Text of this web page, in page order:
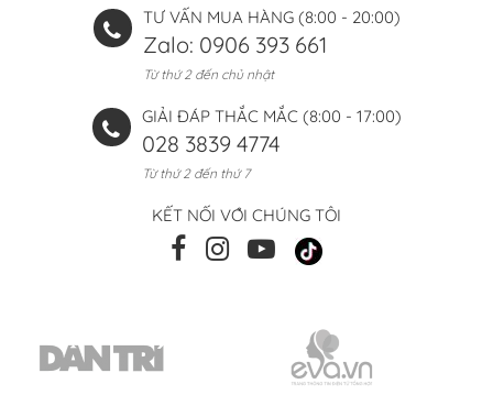
TƯ VẤN MUA HÀNG (8:00 - 20:00)
Zalo: 0906 393 661
Từ thứ 2 đến chủ nhật
GIẢI ĐÁP THẮC MẮC (8:00 - 17:00)
028 3839 4774
Từ thứ 2 đến thứ 7
KẾT NỐI VỚI CHÚNG TÔI